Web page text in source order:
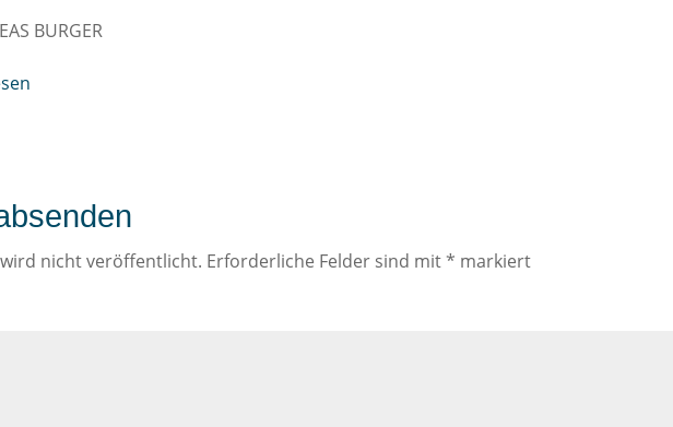
BURGER
nicht veröffentlicht. Erforderliche Felder sind mit* markiert